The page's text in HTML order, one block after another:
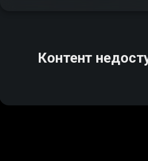
Контент